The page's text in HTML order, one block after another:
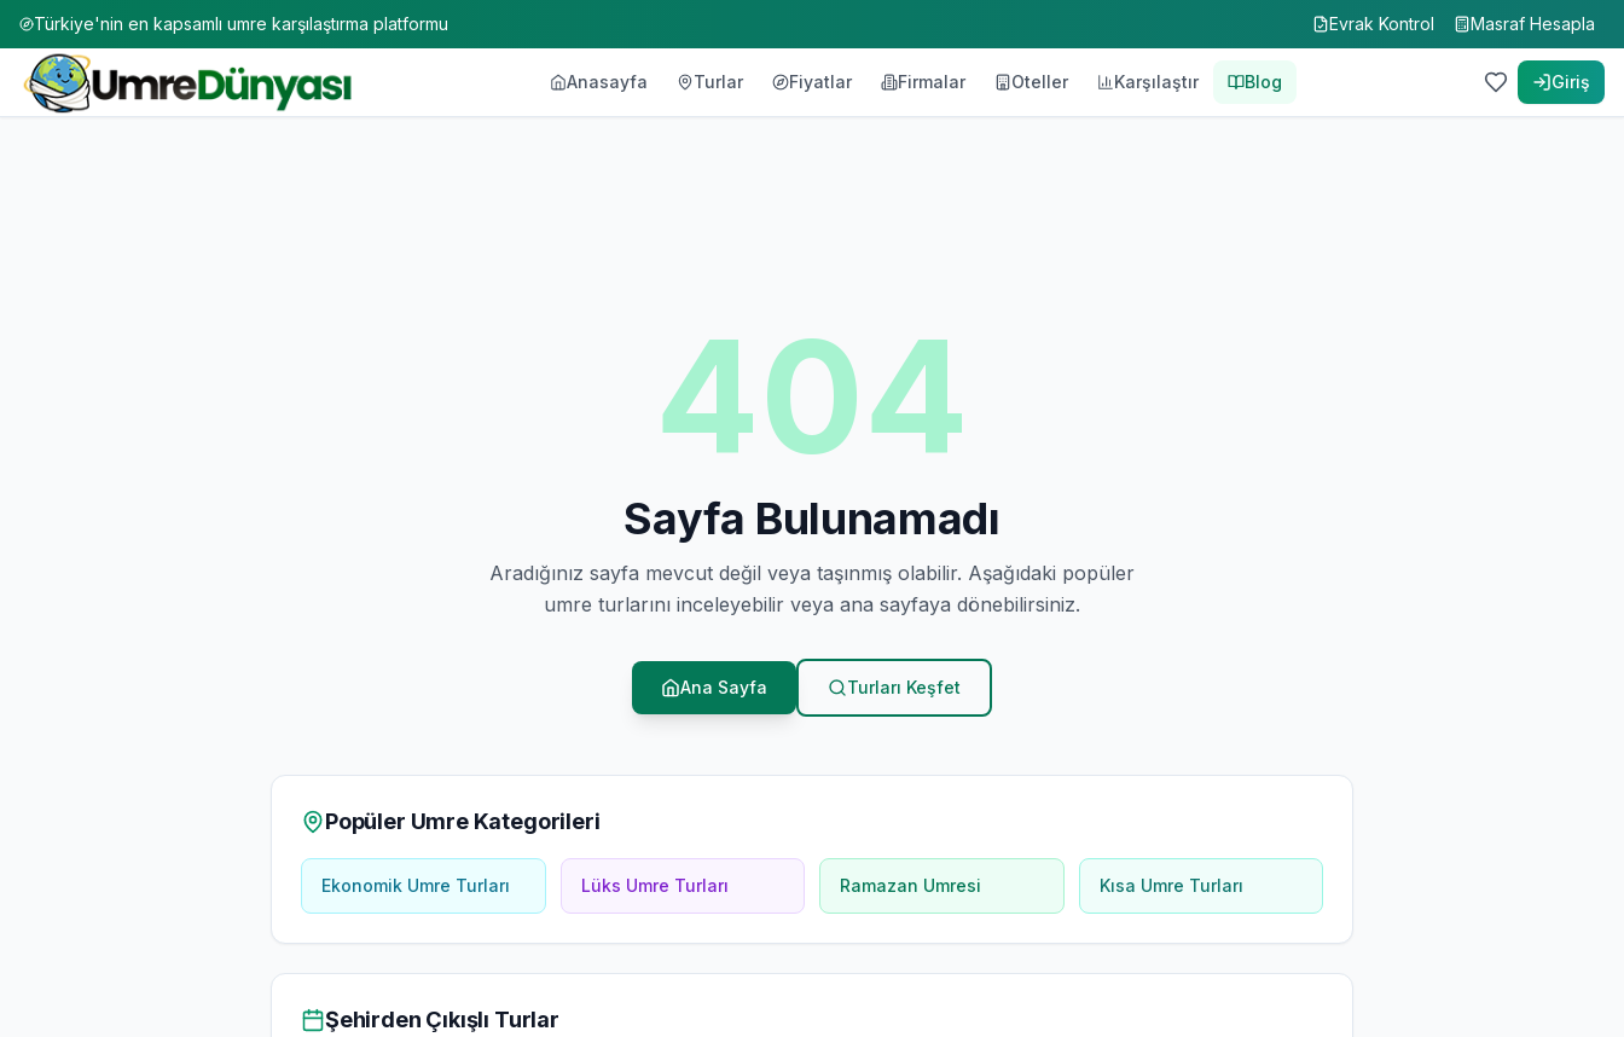
Türkiye'nin en kapsamlı umre karşılaştırma platformu Evrak Kontrol Masraf Hesapla
Anasayfa Turlar Fiyatlar Firmalar Oteller Karşılaştır Blog Giriş
404
Sayfa Bulunamadı
Aradığınız sayfa mevcut değil veya taşınmış olabilir. Aşağıdaki popüler
umre turlarını inceleyebilir veya ana sayfaya dönebilirsiniz.
Ana Sayfa Turları Keşfet
Popüler Umre Kategorileri
Ekonomik Umre Turları Lüks Umre Turları Ramazan Umresi Kısa Umre Turları
Şehirden Çıkışlı Turlar